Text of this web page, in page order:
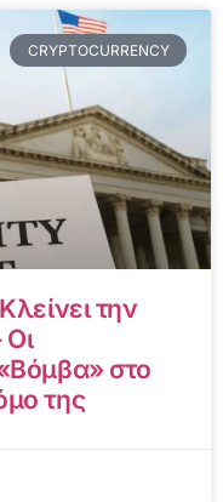
CRYPTOCURRENCY
την
Οι
στο
της